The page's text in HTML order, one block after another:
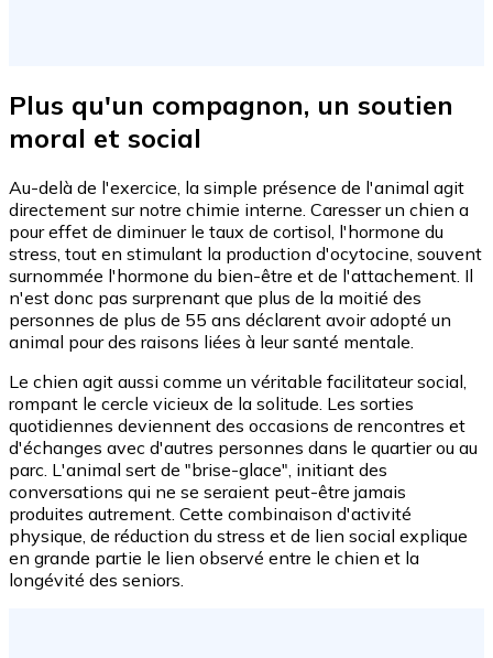
Plus qu'un compagnon, un soutien
moral et social
Au-delà de l'exercice, la simple présence de l'animal agit
directement sur notre chimie interne. Caresser un chien a
pour effet de diminuer le taux de cortisol, l'hormone du
stress, tout en stimulant la production d'ocytocine, souvent
surnommée l'hormone du bien-être et de l'attachement. Il
n'est donc pas surprenant que plus de la moitié des
personnes de plus de 55 ans déclarent avoir adopté un
animal pour des raisons liées à leur santé mentale.
Le chien agit aussi comme un véritable facilitateur social,
rompant le cercle vicieux de la solitude. Les sorties
quotidiennes deviennent des occasions de rencontres et
d'échanges avec d'autres personnes dans le quartier ou au
parc. L'animal sert de "brise-glace", initiant des
conversations qui ne se seraient peut-être jamais
produites autrement. Cette combinaison d'activité
physique, de réduction du stress et de lien social explique
en grande partie le lien observé entre le chien et la
longévité des seniors.